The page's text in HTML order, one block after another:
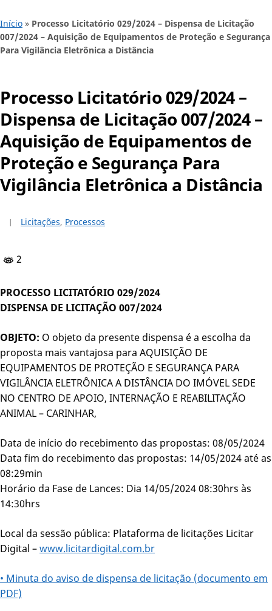
Início » Processo Licitatório 029/2024 – Dispensa de Licitação
007/2024 – Aquisição de Equipamentos de Proteção e Segurança
Para Vigilância Eletrônica a Distância
Processo Licitatório 029/2024 –
Dispensa de Licitação 007/2024 –
Aquisição de Equipamentos de
Proteção e Segurança Para
Vigilância Eletrônica a Distância
Licitações, Processos
2
PROCESSO LICITATÓRIO 029/2024
DISPENSA DE LICITAÇÃO 007/2024
OBJETO: O objeto da presente dispensa é a escolha da
proposta mais vantajosa para AQUISIÇÃO DE
EQUIPAMENTOS DE PROTEÇÃO E SEGURANÇA PARA
VIGILÂNCIA ELETRÔNICA A DISTÂNCIA DO IMÓVEL SEDE
NO CENTRO DE APOIO, INTERNAÇÃO E REABILITAÇÃO
ANIMAL – CARINHAR,
Data de início do recebimento das propostas: 08/05/2024
Data fim do recebimento das propostas: 14/05/2024 até as
08:29min
Horário da Fase de Lances: Dia 14/05/2024 08:30hrs às
14:30hrs
Local da sessão pública: Plataforma de licitações Licitar
Digital –www.licitardigital.com.br
• Minuta do aviso de dispensa de licitação (documento em
PDF)